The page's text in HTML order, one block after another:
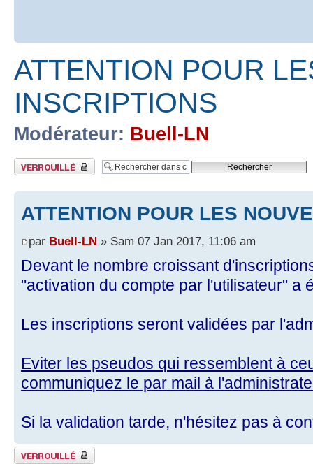
ATTENTION POUR
INSCRIPTIONS
Modérateur: Buell-LN
Sujet verrouillé
ATTENTION POUR LES
par Buell-LN » Sam 07 Jan 2017, 11:06 am
Devant le nombre croissant
"activation du compte par l'utilisateur" a
Les inscriptions seront validées par
Eviter les pseudos qui ressemblent à
communiquez le par mail à
Si la validation tarde, n'hésitez pas à
Sujet verrouillé